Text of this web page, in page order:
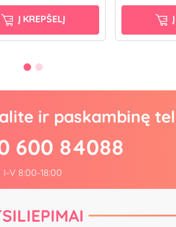
Į KREPŠELĮ
ir paskambinę
600 84088
I-V 8:00-18:00